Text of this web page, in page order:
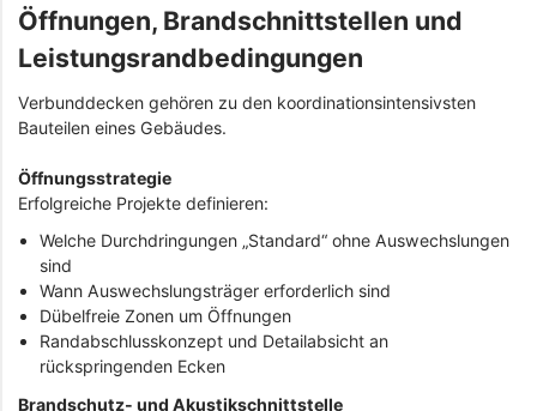
Öffnungen, Brandschnittstellen und
Leistungsrandbedingungen
Verbunddecken gehören zu den koordinationsintensivsten
Bauteilen eines Gebäudes.
Öffnungsstrategie
Erfolgreiche Projekte definieren:
Welche Durchdringungen „Standard“ ohne Auswechslungen
sind
Wann Auswechslungsträger erforderlich sind
Dübelfreie Zonen um Öffnungen
Randabschlusskonzept und Detailabsicht an
rückspringenden Ecken
Brandschutz- und Akustikschnittstelle